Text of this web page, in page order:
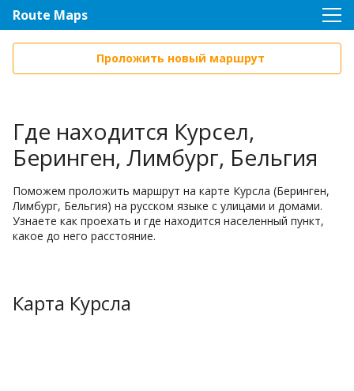
Route Maps
Проложить новый маршрут
Где находится Курсел,
Беринген, Лимбург, Бельгия
Поможем проложить маршрут на карте Курсла (Беринген,
Лимбург, Бельгия) на русском языке с улицами и домами.
Узнаете как проехать и где находится населенный пункт,
какое до него расстояние.
Карта Курсла